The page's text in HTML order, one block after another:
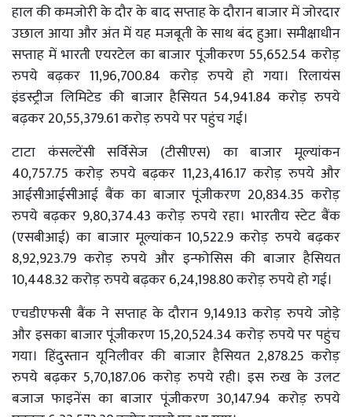
हाल की कमजोरी के दौर के बाद सप्ताह के दौरान बाजार में जोरदार
उछाल आया और अंत में यह मजबूती के साथ बंद हुआ। समीक्षाधीन
सप्ताह में भारती एयरटेल का बाजार पूंजीकरण 55,652.54 करोड़
रुपये बढ़कर 11,96,700.84 करोड़ रुपये हो गया। रिलायंस
इंडस्ट्रीज लिमिटेड की बाजार हैसियत 54,941.84 करोड़ रुपये
बढ़कर 20,55,379.61 करोड़ रुपये पर पहुंच गई।
टाटा कंसल्टेंसी सर्विसेज (टीसीएस) का बाजार मूल्यांकन
40,757.75 करोड़ रुपये बढ़कर 11,23,416.17 करोड़ रुपये और
आईसीआईसीआई बैंक का बाजार पूंजीकरण 20,834.35 करोड़
रुपये बढ़कर 9,80,374.43 करोड़ रुपये रहा। भारतीय स्टेट बैंक
(एसबीआई) का बाजार मूल्यांकन 10,522.9 करोड़ रुपये बढ़कर
8,92,923.79 करोड़ रुपये और इन्फोसिस की बाजार हैसियत
10,448.32 करोड़ रुपये बढ़कर 6,24,198.80 करोड़ रुपये हो गई।
एचडीएफसी बैंक ने सप्ताह के दौरान 9,149.13 करोड़ रुपये जोड़े
और इसका बाजार पूंजीकरण 15,20,524.34 करोड़ रुपये पर पहुंच
गया। हिंदुस्तान यूनिलीवर की बाजार हैसियत 2,878.25 करोड़
रुपये बढ़कर 5,70,187.06 करोड़ रुपये रही। इस रुख के उलट
बजाज फाइनेंस का बाजार पूंजीकरण 30,147.94 करोड़ रुपये